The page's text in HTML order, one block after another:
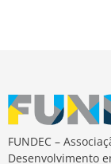
FUNDEC –
Desenvolvimento